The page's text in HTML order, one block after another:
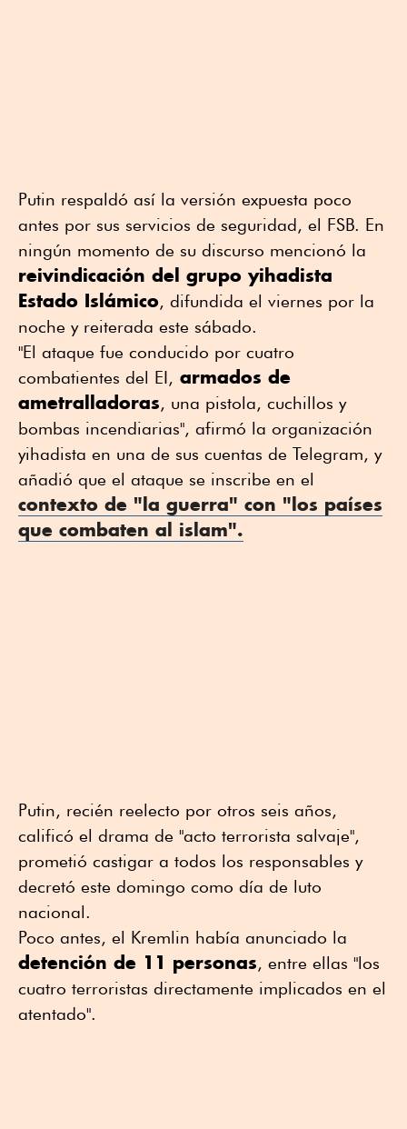
Putin respaldó así la versión expuesta poco
antes por sus servicios de seguridad, el FSB. En
ningún momento de su discurso mencionó la
reivindicación del grupo yihadista
Estado Islámico, difundida el viernes por la
noche y reiterada este sábado.
"El ataque fue conducido por cuatro
combatientes del EI, armados de
ametralladoras, una pistola, cuchillos y
bombas incendiarias", afirmó la organización
yihadista en una de sus cuentas de Telegram, y
añadió que el ataque se inscribe en el
contexto de "la guerra" con "los países
que combaten al islam".
Putin, recién reelecto por otros seis años,
calificó el drama de "acto terrorista salvaje",
prometió castigar a todos los responsables y
decretó este domingo como día de luto
nacional.
Poco antes, el Kremlin había anunciado la
detención de 11 personas, entre ellas "los
cuatro terroristas directamente implicados en el
atentado".